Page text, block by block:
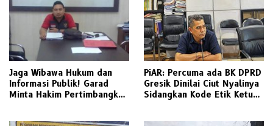
Jaga Wibawa Hukum dan
Informasi Publik! Garad
Minta Hakim Pertimbangkan
PiAR: Percuma ada BK DPRD
Gresik Dinilai Ciut Nyalinya
Sidangkan Kode Etik Ketua